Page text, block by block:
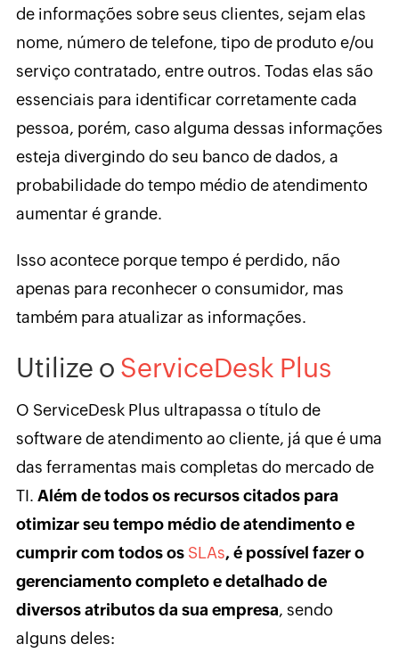
de informações sobre seus clientes, sejam elas
nome, número de telefone, tipo de produto e/ou
serviço contratado, entre outros. Todas elas são
essenciais para identificar corretamente cada
pessoa, porém, caso alguma dessas informações
esteja divergindo do seu banco de dados, a
probabilidade do tempo médio de atendimento
aumentar é grande.
Isso acontece porque tempo é perdido, não
apenas para reconhecer o consumidor, mas
também para atualizar as informações.
Utilize o ServiceDesk Plus
O ServiceDesk Plus ultrapassa o título de
software de atendimento ao cliente, já que é uma
das ferramentas mais completas do mercado de
TI. Além de todos os recursos citados para
otimizar seu tempo médio de atendimento e
cumprir com todos os SLAs, é possível fazer o
gerenciamento completo e detalhado de
diversos atributos da sua empresa, sendo
alguns deles: